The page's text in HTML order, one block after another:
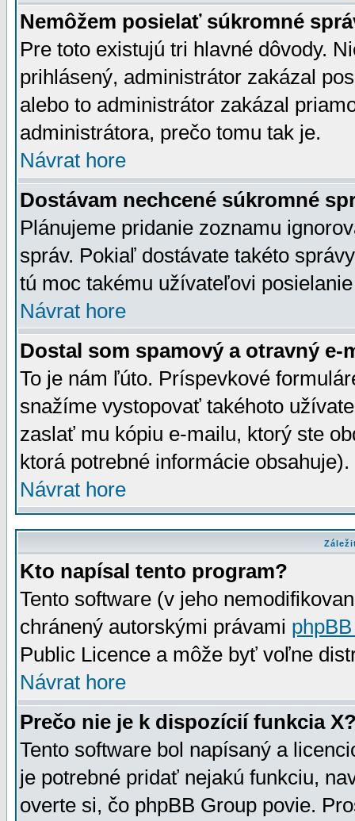
Nemôžem posielať súkromné
Pre toto existujú tri hlavné dôvody.
prihlásený, administrátor zakázal
alebo to administrátor zakázal
administrátora, prečo tomu tak je.
Návrat hore
Dostávam nechcené súkromné
Plánujeme pridanie zoznamu
správ. Pokiaľ dostávate takéto
tú moc takému užívateľovi
Návrat hore
Dostal som spamový a otravný e-
To je nám ľúto. Príspevkové
snažíme vystopovať takéhoto
zaslať mu kópiu e-mailu, ktorý ste
ktorá potrebné informácie
Návrat hore
Kto napísal tento program?
Tento software (v jeho
chránený autorskými právami
Public Licence a môže byť voľne
Návrat hore
Prečo nie je k dispozícií funkcia
Tento software bol napísaný a
je potrebné pridať nejakú funkciu,
overte si, čo phpBB Group povie.